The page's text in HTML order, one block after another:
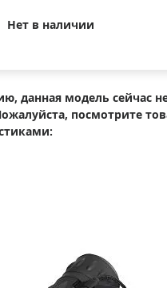
Нет в наличии
данная модель сейчас
посмотрите